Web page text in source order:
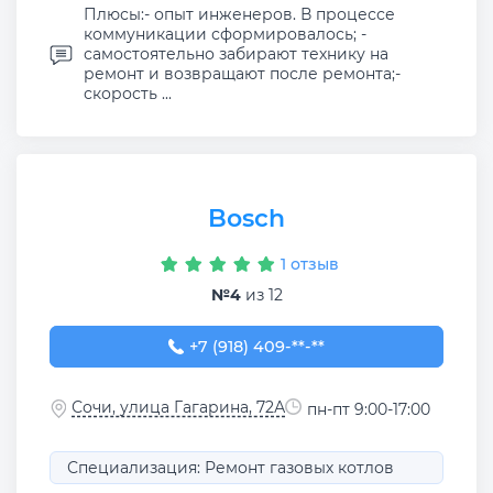
Плюсы:- опыт инженеров. В процессе
коммуникации сформировалось; -
самостоятельно забирают технику на
ремонт и возвращают после ремонта;-
скорость ...
Bosch
1 отзыв
№4из 12
+7 (918) 409-01-18
+7 (918) 409-**-**
Сочи, улица Гагарина, 72А пн-пт 9:00-17:00
Специализация: Ремонт газовых котлов